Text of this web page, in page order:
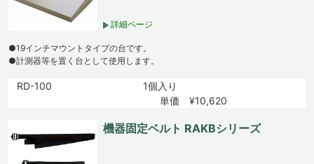
詳細ページ
●19インチマウントタイプの台です。
●計測器等を置く台として使用します。
RD-100
1個入り
単価 ¥10,620
機器固定ベルト RAKBシリーズ